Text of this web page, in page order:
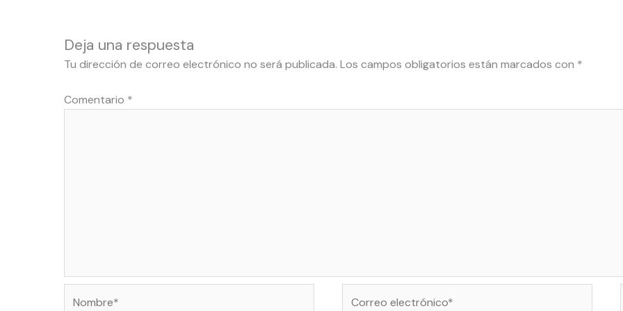
Deja una respuesta
Tu dirección de correo electrónico no será publicada. Los campos obligatorios están marcados con *
Comentario *